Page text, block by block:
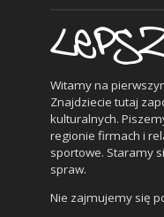
Witamy na
Znajdziecie tutaj
kulturalnych.
regionie firmach i
sportowe. Staramy
spraw.
Nie zajmujemy się